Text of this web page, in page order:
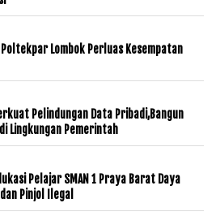
Lombok Perluas Kesempatan
Pelindungan Data Pribadi,Bangun
Lingkungan Pemerintah
Pelajar SMAN 1 Praya Barat Daya
Pinjol Ilegal